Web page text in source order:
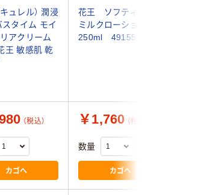
ュレル） 潤浸
タイム モイ
アクリーム
王 敏感肌 乾
花王 ソフティ薬用
ミルクローション
250ml 49155
（税込）
カゴへ
￥1,760 （税込）
数量
カゴへ